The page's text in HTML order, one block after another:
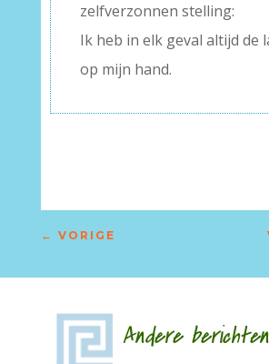
zelfverzonnen stelling:
Ik heb in elk geval altijd de
op mijn hand.
← VORIGE
Andere berichten